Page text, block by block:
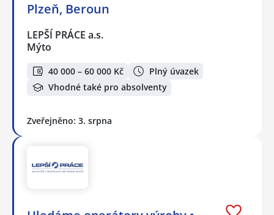
Plzeň, Beroun
LEPŠÍ PRÁCE a.s.
Mýto
40 000 – 60 000 Kč
Plný úvazek
Vhodné také pro absolventy
Zveřejněno: 3. srpna